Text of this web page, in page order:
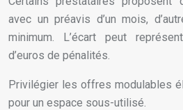
avec un préavis d’un mois,
minimum. L’écart peut
d’euros de pénalités.
Privilégier les offres modulables
pour un espace sous-utilisé.